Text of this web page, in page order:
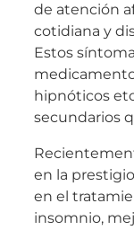
de atención
cotidiana y
Estos
hipnóticos
secundarios
en la
en el
insomnio,